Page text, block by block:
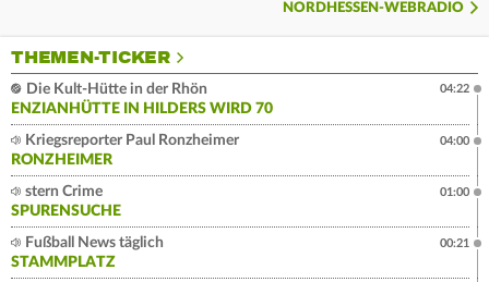
NORDHESSEN-WEBRADIO
THEMEN-TICKER
Die Kult-Hütte in der Rhön
ENZIANHÜTTE IN HILDERS WIRD 70
04:22
Kriegsreporter Paul Ronzheimer
RONZHEIMER
04:00
stern Crime
SPURENSUCHE
01:00
Fußball News täglich
STAMMPLATZ
00:21